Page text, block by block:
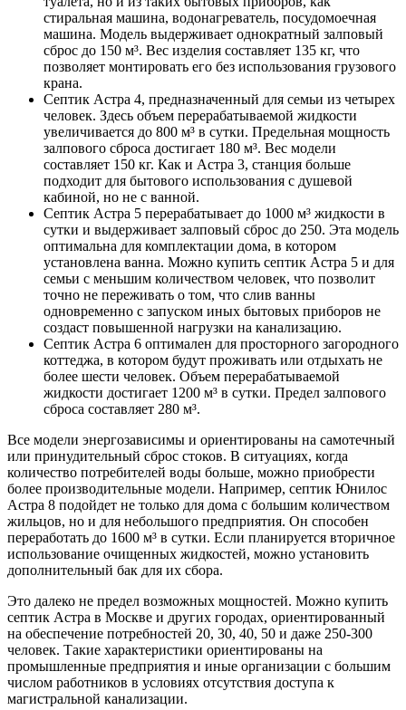
стиральная машина, водонагреватель, посудомоечная
машина. Модель выдерживает однократный залповый
сброс до 150 м³. Вес изделия составляет 135 кг, что
позволяет монтировать его без использования грузового
крана.
Септик Астра 4, предназначенный для семьи из четырех
человек. Здесь объем перерабатываемой жидкости
увеличивается до 800 м³ в сутки. Предельная мощность
залпового сброса достигает 180 м³. Вес модели
составляет 150 кг. Как и Астра 3, станция больше
подходит для бытового использования с душевой
кабиной, но не с ванной.
Септик Астра 5 перерабатывает до 1000 м³ жидкости в
сутки и выдерживает залповый сброс до 250. Эта модель
оптимальна для комплектации дома, в котором
установлена ванна. Можно купить септик Астра 5 и для
семьи с меньшим количеством человек, что позволит
точно не переживать о том, что слив ванны
одновременно с запуском иных бытовых приборов не
создаст повышенной нагрузки на канализацию.
Септик Астра 6 оптимален для просторного загородного
коттеджа, в котором будут проживать или отдыхать не
более шести человек. Объем перерабатываемой
жидкости достигает 1200 м³ в сутки. Предел залпового
сброса составляет 280 м³.
Все модели энергозависимы и ориентированы на самотечный
или принудительный сброс стоков. В ситуациях, когда
количество потребителей воды больше, можно приобрести
более производительные модели. Например, септик Юнилос
Астра 8 подойдет не только для дома с большим количеством
жильцов, но и для небольшого предприятия. Он способен
переработать до 1600 м³ в сутки. Если планируется вторичное
использование очищенных жидкостей, можно установить
дополнительный бак для их сбора.
Это далеко не предел возможных мощностей. Можно купить
септик Астра в Москве и других городах, ориентированный
на обеспечение потребностей 20, 30, 40, 50 и даже 250-300
человек. Такие характеристики ориентированы на
промышленные предприятия и иные организации с большим
числом работников в условиях отсутствия доступа к
магистральной канализации.